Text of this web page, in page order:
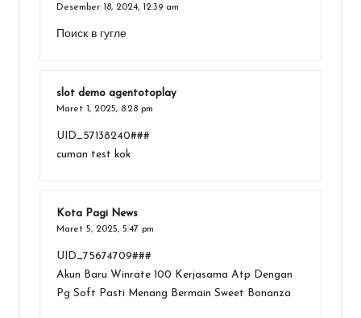
Desember 18, 2024, 12:39 am
Поиск в гугле
slot demo agentotoplay
Maret 1, 2025, 8:28 pm
UID_57138240###
cuman test kok
Kota Pagi News
Maret 5, 2025, 5:47 pm
UID_75674709###
Akun Baru Winrate 100 Kerjasama Atp Dengan
Pg Soft Pasti Menang Bermain Sweet Bonanza